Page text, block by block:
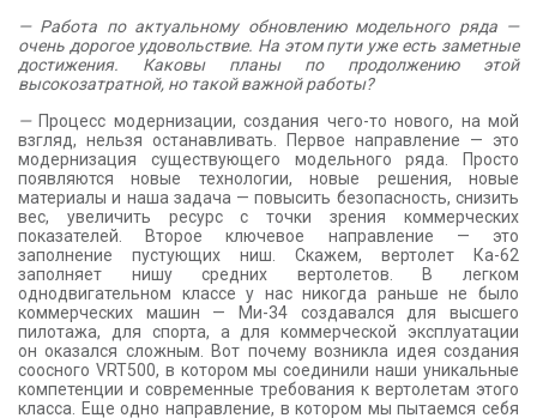
— Работа по актуальному обновлению модельного ряда —
очень дорогое удовольствие. На этом пути уже есть заметные
достижения. Каковы планы по продолжению этой
высокозатратной, но такой важной работы?
— Процесс модернизации, создания чего-то нового, на мой
взгляд, нельзя останавливать. Первое направление — это
модернизация существующего модельного ряда. Просто
появляются новые технологии, новые решения, новые
материалы и наша задача — повысить безопасность, снизить
вес, увеличить ресурс с точки зрения коммерческих
показателей. Второе ключевое направление — это
заполнение пустующих ниш. Скажем, вертолет Ка-62
заполняет нишу средних вертолетов. В легком
однодвигательном классе у нас никогда раньше не было
коммерческих машин — Ми-34 создавался для высшего
пилотажа, для спорта, а для коммерческой эксплуатации
он оказался сложным. Вот почему возникла идея создания
соосного VRT500, в котором мы соединили наши уникальные
компетенции и современные требования к вертолетам этого
класса. Еще одно направление, в котором мы пытаемся себя